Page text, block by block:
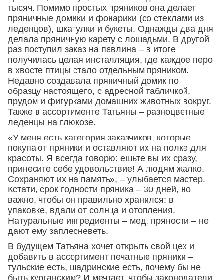
тысяч. Помимо простых пряников она делает
пряничные домики и фонарики (со стеклами из
леденцов), шкатулки и букеты. Однажды два дня
делала пряничную карету с лошадьми. В другой
раз поступил заказ на павлина – в итоге
получилась целая инсталляция, где каждое перо
в хвосте птицы стало отдельным пряником.
Недавно создавала пряничный домик по
образцу настоящего, с адресной табличкой,
прудом и фигурками домашних животных вокруг.
Также в ассортименте Татьяны – разноцветные
леденцы на глюкозе.
«У меня есть категория заказчиков, которые
покупают пряники и оставляют их на полке для
красоты. Я всегда говорю: ешьте вы их сразу,
принесите себе удовольствие! А людям жалко.
Сохраняют их на память», – улыбается мастер.
Кстати, срок годности пряника – 30 дней, но
важно, чтобы он правильно хранился: в
упаковке, вдали от солнца и отопления.
Натуральные ингредиенты – мед, пряности – не
дают ему заплесневеть.
В будущем Татьяна хочет открыть свой цех и
добавить в ассортимент печатные пряники –
тульские есть, шадринские есть, почему бы не
быть курганским? И мечтает, чтобы законодатели